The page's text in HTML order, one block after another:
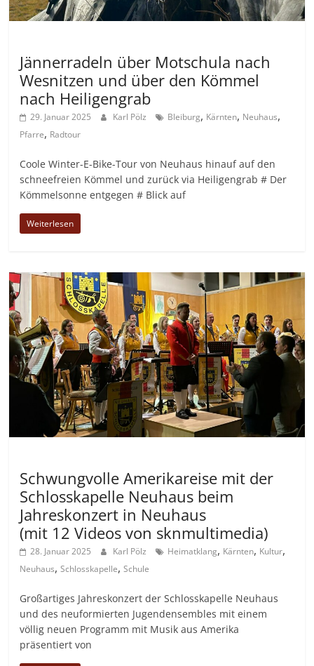
Jännerradeln über Motschula nach
Wesnitzen und über den Kömmel
nach Heiligengrab
29. Januar 2025 Karl Pölz Bleiburg, Kärnten, Neuhaus,
Pfarre, Radtour
Coole Winter-E-Bike-Tour von Neuhaus hinauf auf den
schneefreien Kömmel und zurück via Heiligengrab # Der
Kömmelsonne entgegen # Blick auf
Weiterlesen
Schwungvolle Amerikareise mit der
Schlosskapelle Neuhaus beim
Jahreskonzert in Neuhaus
(mit 12 Videos von sknmultimedia)
28. Januar 2025 Karl Pölz Heimatklang, Kärnten, Kultur,
Neuhaus,Schlosskapelle,Schule
Großartiges Jahreskonzert der Schlosskapelle Neuhaus
und des neuformierten Jugendensembles mit einem
völlig neuen Programm mit Musik aus Amerika
präsentiert von